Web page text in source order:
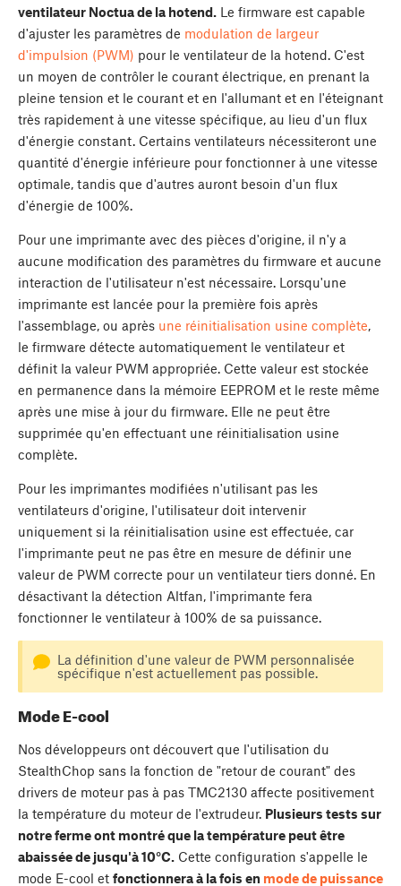
ventilateur Noctua de la hotend. Le firmware est capable
d'ajuster les paramètres de modulation de largeur
d'impulsion (PWM) pour le ventilateur de la hotend. C'est
un moyen de contrôler le courant électrique, en prenant la
pleine tension et le courant et en l'allumant et en l'éteignant
très rapidement à une vitesse spécifique, au lieu d'un flux
d'énergie constant. Certains ventilateurs nécessiteront une
quantité d'énergie inférieure pour fonctionner à une vitesse
optimale, tandis que d'autres auront besoin d'un flux
d'énergie de 100%.
Pour une imprimante avec des pièces d'origine, il n'y a
aucune modification des paramètres du firmware et aucune
interaction de l'utilisateur n'est nécessaire. Lorsqu'une
imprimante est lancée pour la première fois après
l'assemblage, ou après une réinitialisation usine complète,
le firmware détecte automatiquement le ventilateur et
définit la valeur PWM appropriée. Cette valeur est stockée
en permanence dans la mémoire EEPROM et le reste même
après une mise à jour du firmware. Elle ne peut être
supprimée qu'en effectuant une réinitialisation usine
complète.
Pour les imprimantes modifiées n'utilisant pas les
ventilateurs d'origine, l'utilisateur doit intervenir
uniquement si la réinitialisation usine est effectuée, car
l'imprimante peut ne pas être en mesure de définir une
valeur de PWM correcte pour un ventilateur tiers donné. En
désactivant la détection Altfan, l'imprimante fera
fonctionner le ventilateur à 100% de sa puissance.
La définition d'une valeur de PWM personnalisée
spécifique n'est actuellement pas possible.
Mode E-cool
Nos développeurs ont découvert que l'utilisation du
StealthChop sans la fonction de "retour de courant" des
drivers de moteur pas à pas TMC2130 affecte positivement
la température du moteur de l'extrudeur. Plusieurs tests sur
notre ferme ont montré que la température peut être
abaissée de jusqu'à 10°C. Cette configuration s'appelle le
mode E-cool et fonctionnera à la fois en mode de puissance